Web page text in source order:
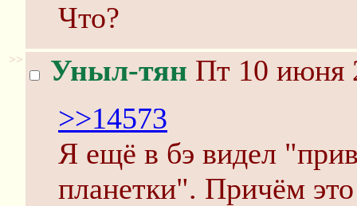
Что?
>> Уныл-тян Пт 10 июня
>>14573
Я ещё в бэ видел
планетки". Причём